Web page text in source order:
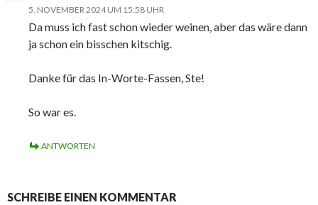
5. NOVEMBER 2024 UM 15:58 UHR
Da muss ich fast schon wieder weinen, aber das wäre dann
ja schon ein bisschen kitschig.
Danke für das In-Worte-Fassen, Ste!
So war es.
ANTWORTEN
SCHREIBE EINEN KOMMENTAR